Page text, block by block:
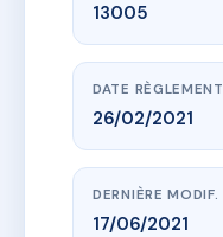
13005
DATE RÈGLEMENT
26/02/2021
DERNIÈRE MODIF.
17/06/2021